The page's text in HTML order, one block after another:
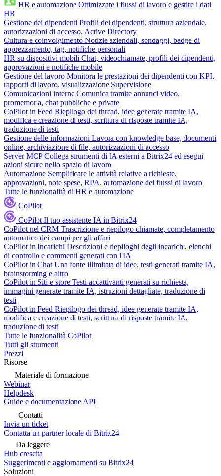
HR e automazione Ottimizzare i flussi di lavoro e gestire i dati
HR
Gestione dei dipendenti Profili dei dipendenti, struttura aziendale,
autorizzazioni di accesso, Active Directory
Cultura e coinvolgimento Notizie aziendali, sondaggi, badge di
apprezzamento, tag, notifiche personali
HR su dispositivi mobili Chat, videochiamate, profili dei dipendenti,
approvazioni e notifiche mobile
Gestione del lavoro Monitora le prestazioni dei dipendenti con KPI,
rapporti di lavoro, visualizzazione Supervisione
Comunicazioni interne Comunica tramite annunci video,
promemoria, chat pubbliche e private
CoPilot in Feed Riepilogo dei thread, idee generate tramite IA,
modifica e creazione di testi, scrittura di risposte tramite IA,
traduzione di testi
Gestione delle informazioni Lavora con knowledge base, documenti
online, archiviazione di file, autorizzazioni di accesso
Server MCP Collega strumenti di IA esterni a Bitrix24 ed esegui
azioni sicure nello spazio di lavoro
Automazione Semplificare le attività relative a richieste,
approvazioni, note spese, RPA, automazione dei flussi di lavoro
Tutte le funzionalità di HR e automazione
CoPilot
CoPilot Il tuo assistente IA in Bitrix24
CoPilot nel CRM Trascrizione e riepilogo chiamate, completamento
automatico dei campi per gli affari
CoPilot in Incarichi Descrizioni e riepiloghi degli incarichi, elenchi
di controllo e commenti generati con l'IA
CoPilot in Chat Una fonte illimitata di idee, testi generati tramite IA,
brainstorming e altro
CoPilot in Siti e store Testi accattivanti generati su richiesta,
immagini generate tramite IA, istruzioni dettagliate, traduzione di
testi
CoPilot in Feed Riepilogo dei thread, idee generate tramite IA,
modifica e creazione di testi, scrittura di risposte tramite IA,
traduzione di testi
Tutte le funzionalità CoPilot
Tutti gli strumenti
Prezzi
Risorse
Materiale di formazione
Webinar
Helpdesk
Guide e documentazione API
Contatti
Invia un ticket
Contatta un partner locale di Bitrix24
Da leggere
Hub crescita
Suggerimenti e aggiornamenti su Bitrix24
Soluzioni